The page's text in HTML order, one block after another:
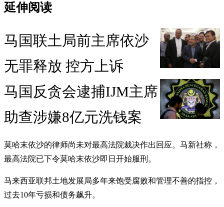
延伸阅读
马国联土局前主席依沙
无罪释放 控方上诉
马国反贪会逮捕IJM主席
助查涉嫌8亿元洗钱案
莫哈末依沙的律师尚未对最高法院裁决作出回应。马新社称，
最高法院已下令莫哈末依沙即日开始服刑。
马来西亚联邦土地发展局多年来饱受腐败和管理不善的指控，
过去10年亏损和债务飙升。